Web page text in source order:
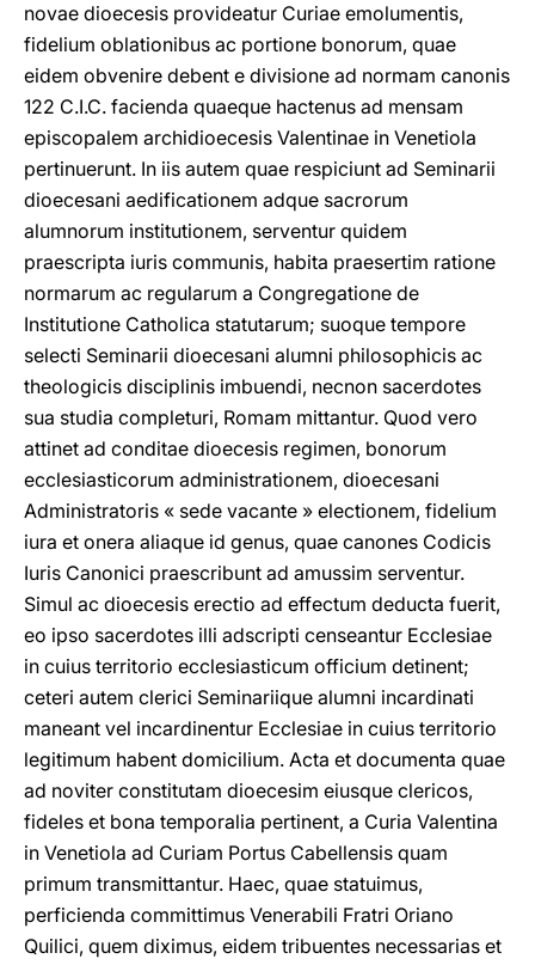
novae dioecesis provideatur Curiae emolumentis,
fidelium oblationibus ac portione bonorum, quae
eidem obvenire debent e divisione ad normam canonis
122 C.I.C. facienda quaeque hactenus ad mensam
episcopalem archidioecesis Valentinae in Venetiola
pertinuerunt. In iis autem quae respiciunt ad Seminarii
dioecesani aedificationem adque sacrorum
alumnorum institutionem, serventur quidem
praescripta iuris communis, habita praesertim ratione
normarum ac regularum a Congregatione de
Institutione Catholica statutarum; suoque tempore
selecti Seminarii dioecesani alumni philosophicis ac
theologicis disciplinis imbuendi, necnon sacerdotes
sua studia completuri, Romam mittantur. Quod vero
attinet ad conditae dioecesis regimen, bonorum
ecclesiasticorum administrationem, dioecesani
Administratoris « sede vacante » electionem, fidelium
iura et onera aliaque id genus, quae canones Codicis
Iuris Canonici praescribunt ad amussim serventur.
Simul ac dioecesis erectio ad effectum deducta fuerit,
eo ipso sacerdotes illi adscripti censeantur Ecclesiae
in cuius territorio ecclesiasticum officium detinent;
ceteri autem clerici Seminariique alumni incardinati
maneant vel incardinentur Ecclesiae in cuius territorio
legitimum habent domicilium. Acta et documenta quae
ad noviter constitutam dioecesim eiusque clericos,
fideles et bona temporalia pertinent, a Curia Valentina
in Venetiola ad Curiam Portus Cabellensis quam
primum transmittantur. Haec, quae statuimus,
perficienda committimus Venerabili Fratri Oriano
Quilici, quem diximus, eidem tribuentes necessarias et